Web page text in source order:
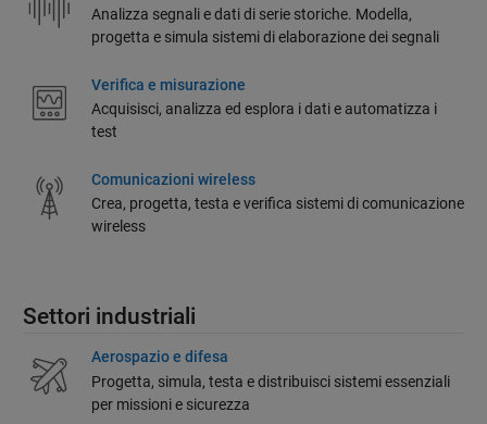
Analizza segnali e dati di serie storiche. Modella,
progetta e simula sistemi di elaborazione dei segnali
Verifica e misurazione
Acquisisci, analizza ed esplora i dati e automatizza i
test
Comunicazioni wireless
Crea, progetta, testa e verifica sistemi di comunicazione
wireless
Settori industriali
Aerospazio e difesa
Progetta, simula, testa e distribuisci sistemi essenziali
per missioni e sicurezza